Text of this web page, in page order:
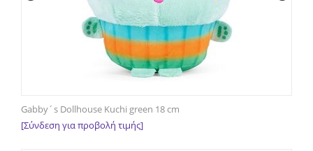
Gabby´s Dollhouse Kuchi green 18 cm
[Σύνδεση για προβολή τιμής]